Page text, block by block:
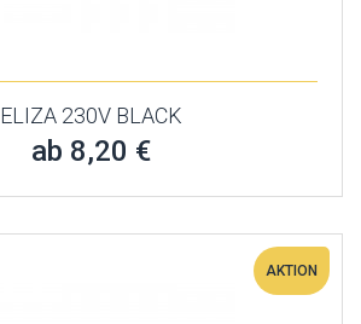
ELIZA 230V BLACK
ab 8,20 €
AKTION